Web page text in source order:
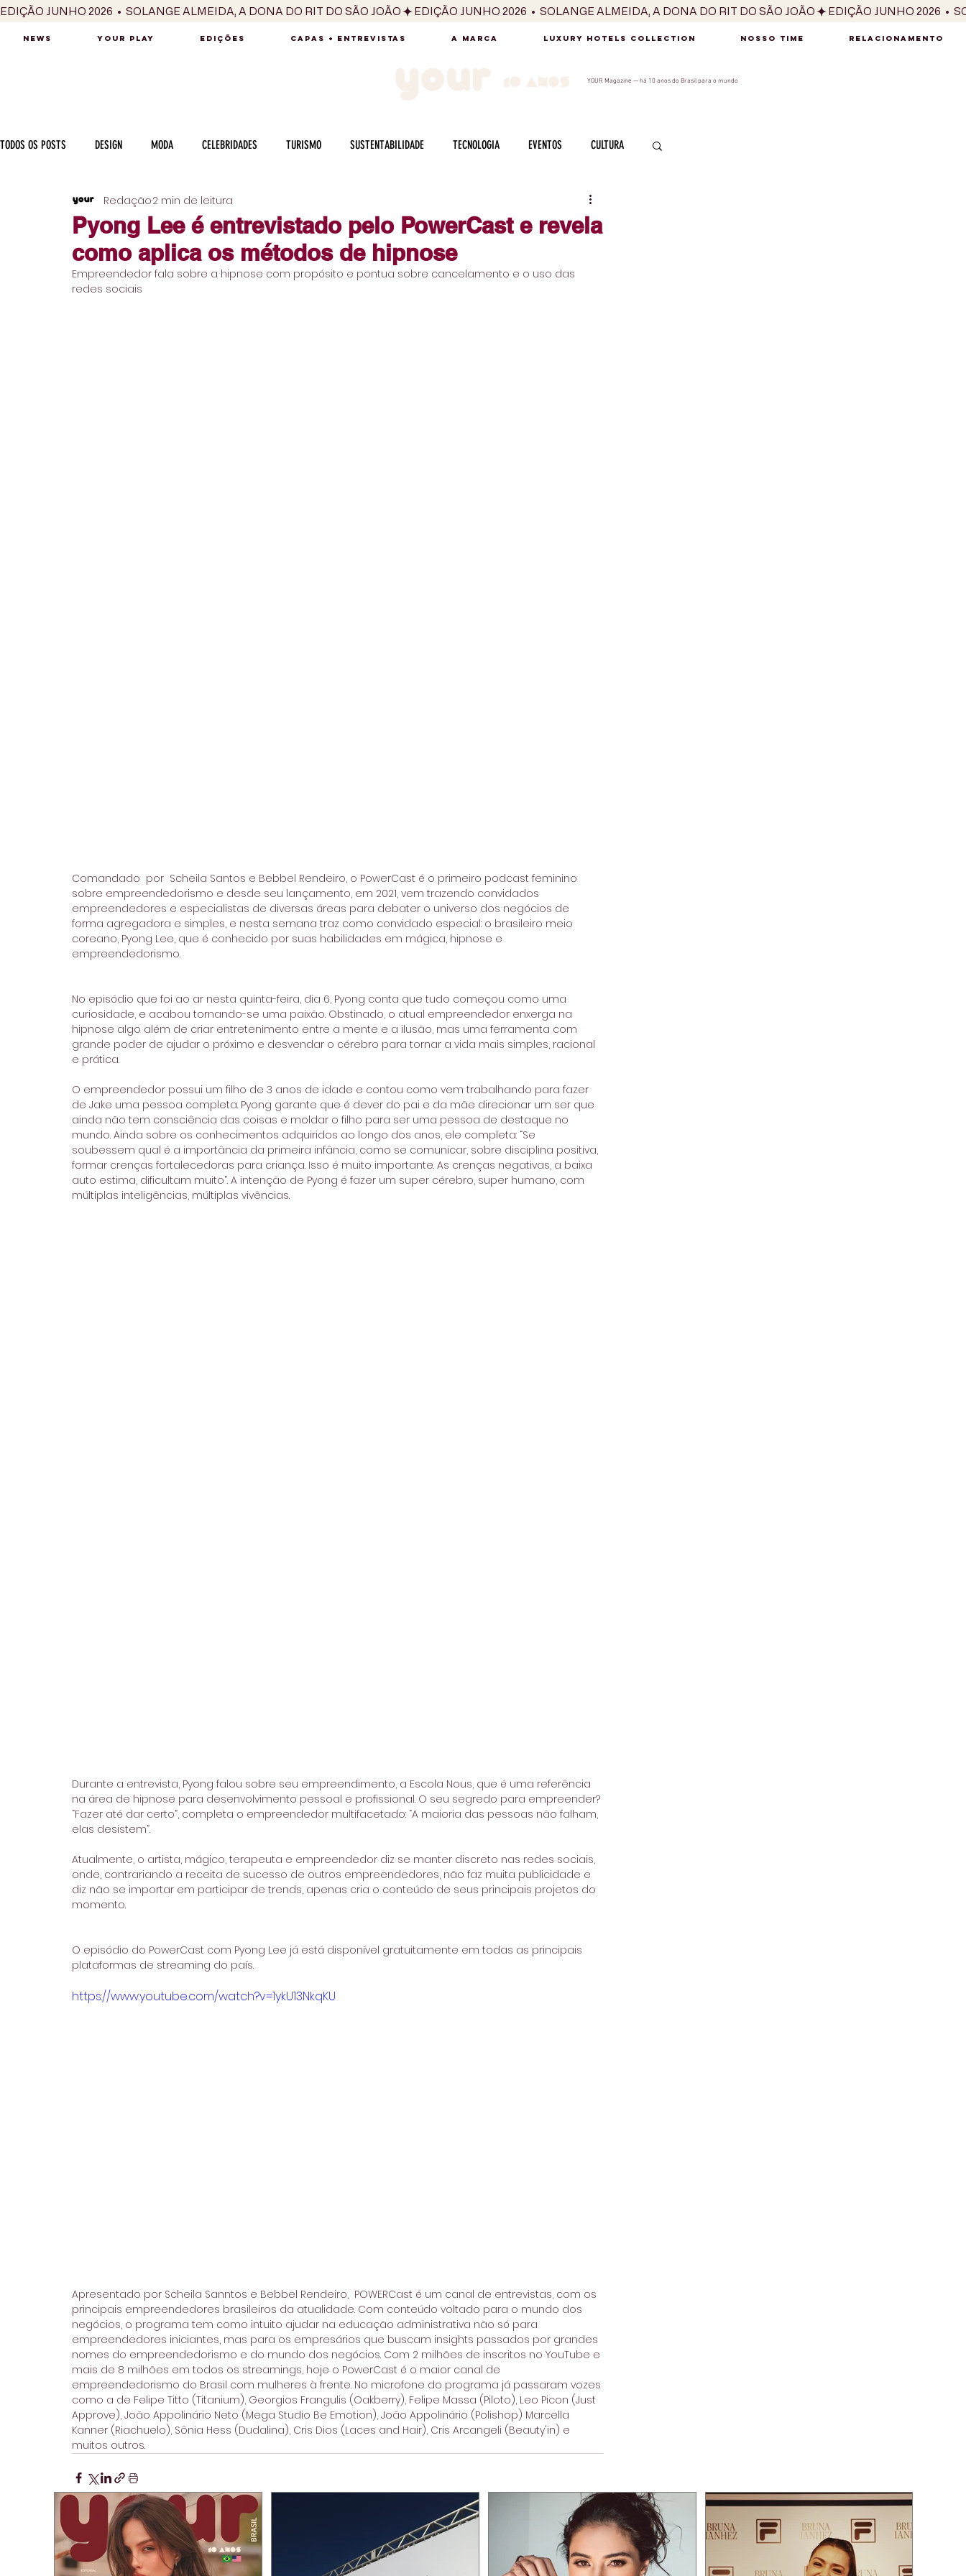
EDIÇÃO JUNHO 2026  •  SOLANGE ALMEIDA, A DONA DO RIT DO SÃO JOÃO
NEWS YOUR PLAY EDIÇÕES CAPAS + ENTREVISTAS A MARCA LUXURY HOTELS COLLECTION NOSSO TIME RELACIONAMENTO
YOUR Magazine — há 10 anos do Brasil para o mundo
TODOS OS POSTS DESIGN MODA CELEBRIDADES TURISMO SUSTENTABILIDADE TECNOLOGIA EVENTOS CULTURA
MÚSICA SÉRIES / TV INTERNACIONAL
CULINÁRIA PESSOAS CARREIRA VINHOS SABOR SEXUALIDADE
Pyong Lee é entrevistado pelo PowerCast e revela
como aplica os métodos de hipnose
Redação2 min de leitura
Empreendedor fala sobre a hipnose com propósito e pontua sobre cancelamento e o uso das
redes sociais
Comandado  por  Scheila Santos e Bebbel Rendeiro, o PowerCast é o primeiro podcast feminino
sobre empreendedorismo e desde seu lançamento, em 2021, vem trazendo convidados
empreendedores e especialistas de diversas áreas para debater o universo dos negócios de
forma agregadora e simples, e nesta semana traz como convidado especial: o brasileiro meio
coreano, Pyong Lee, que é conhecido por suas habilidades em mágica, hipnose e
empreendedorismo.
No episódio que foi ao ar nesta quinta-feira, dia 6, Pyong conta que tudo começou como uma
curiosidade, e acabou tornando-se uma paixão. Obstinado, o atual empreendedor enxerga na
hipnose algo além de criar entretenimento entre a mente e a ilusão, mas uma ferramenta com
grande poder de ajudar o próximo e desvendar o cérebro para tornar a vida mais simples, racional
e prática.
O empreendedor possui um filho de 3 anos de idade e contou como vem trabalhando para fazer
de Jake uma pessoa completa. Pyong garante que é dever do pai e da mãe direcionar um ser que
ainda não tem consciência das coisas e moldar o filho para ser uma pessoa de destaque no
mundo. Ainda sobre os conhecimentos adquiridos ao longo dos anos, ele completa: “Se
soubessem qual é a importância da primeira infância, como se comunicar, sobre disciplina positiva,
formar crenças fortalecedoras para criança. Isso é muito importante. As crenças negativas, a baixa
auto estima, dificultam muito”. A intenção de Pyong é fazer um super cérebro, super humano, com
múltiplas inteligências, múltiplas vivências.
Durante a entrevista, Pyong falou sobre seu empreendimento, a Escola Nous, que é uma referência
na área de hipnose para desenvolvimento pessoal e profissional. O seu segredo para empreender?
“Fazer até dar certo”, completa o empreendedor multifacetado: “A maioria das pessoas não falham,
elas desistem”.
Atualmente, o artista, mágico, terapeuta e empreendedor diz se manter discreto nas redes sociais,
onde, contrariando a receita de sucesso de outros empreendedores, não faz muita publicidade e
diz não se importar em participar de trends, apenas cria o conteúdo de seus principais projetos do
momento.
O episódio do PowerCast com Pyong Lee já está disponível gratuitamente em todas as principais
plataformas de streaming do país.
https://www.youtube.com/watch?v=1ykU13NkqKU
Apresentado por Scheila Sanntos e Bebbel Rendeiro,  POWERCast é um canal de entrevistas, com os
principais empreendedores brasileiros da atualidade. Com conteúdo voltado para o mundo dos
negócios, o programa tem como intuito ajudar na educação administrativa não só para
empreendedores iniciantes, mas para os empresários que buscam insights passados por grandes
nomes do empreendedorismo e do mundo dos negócios. Com 2 milhões de inscritos no YouTube e
mais de 8 milhões em todos os streamings, hoje o PowerCast é o maior canal de
empreendedorismo do Brasil com mulheres à frente. No microfone do programa já passaram vozes
como a de Felipe Titto (Titanium), Georgios Frangulis (Oakberry), Felipe Massa (Piloto), Leo Picon (Just
Approve), João Appolinário Neto (Mega Studio Be Emotion), João Appolinário (Polishop) Marcella
Kanner (Riachuelo), Sônia Hess (Dudalina), Cris Dios (Laces and Hair), Cris Arcangeli (Beauty'in) e
muitos outros.